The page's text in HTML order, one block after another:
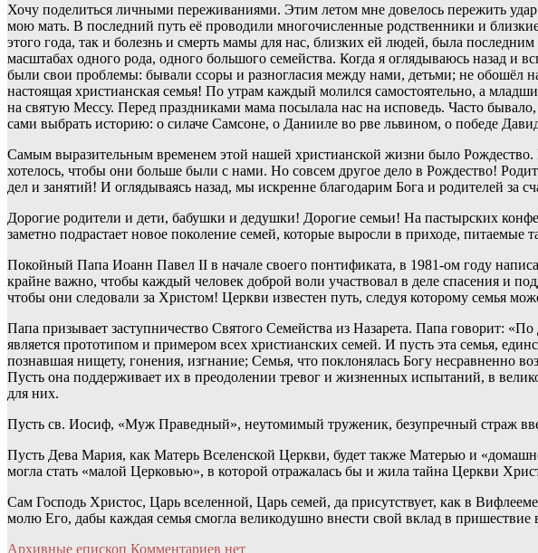
Хочу поделиться личными переживаниями. Этим летом мне довелось пережить
мою мать. В последний путь её проводили многочисленные родственники и
этого года, так и болезнь и смерть мамы для нас, близких ей людей, была
масштабах одного рода, одного большого семейства. Когда я оглядываюсь назад и
были свои проблемы: бывали ссоры и разногласия между нами, детьми; не обошёл
настоящая христианская семья! По утрам каждый молился самостоятельно, а
на святую Мессу. Перед праздниками мама посылала нас на исповедь. Часто
сами выбрать историю: о силаче Самсоне, о Данииле во рве львином, о победе
Самым выразительным временем этой нашей христианской жизни было
хотелось, чтобы они больше были с нами. Но совсем другое дело в Рождество!
дел и занятий! И оглядываясь назад, мы искренне благодарим Бога и родителей за
Дорогие родители и дети, бабушки и дедушки! Дорогие семьи! На пастырских
заметно подрастает новое поколение семей, которые выросли в приходе,
Покойный Папа Иоанн Павел II в начале своего понтификата, в 1981-ом году
крайне важно, чтобы каждый человек доброй воли участвовал в деле спасения и
чтобы они следовали за Христом! Церкви известен путь, следуя которому семья
Папа призывает заступничество Святого Семейства из Назарета. Папа говорит:
является прототипом и примером всех христианских семей. И пусть эта семья,
познавшая нищету, гонения, изгнание; Семья, что поклонялась Богу несравненно
Пусть она поддерживает их в преодолении тревог и жизненных испытаний, в
для них.
Пусть св. Иосиф, «Муж Праведный», неутомимый труженик, безупречный страж
Пусть Дева Мария, как Матерь Вселенской Церкви, будет также Матерью и
могла стать «малой Церковью», в которой отражалась бы и жила тайна Церкви
Сам Господь Христос, Царь вселенной, Царь семей, да присутствует, как в
молю Его, дабы каждая семья смогла великодушно внести свой вклад в
Архивные епископ Комментариев нет